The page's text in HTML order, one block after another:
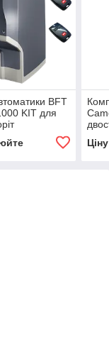
BFT
KIT для